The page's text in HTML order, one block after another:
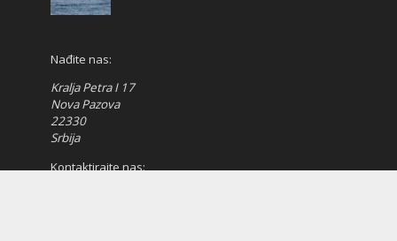
Nađite nas:
Kralja Petra I 17
Nova Pazova
22330
Srbija
Kontaktirajte nas: